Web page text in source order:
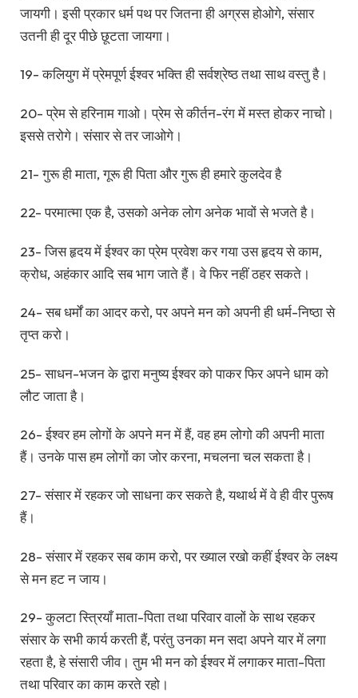
जायगी। इसी प्रकार धर्म पथ पर जितना ही अग्रस होओगे, संसार
उतनी ही दूर पीछे छूटता जायगा।
19- कलियुग में प्रेमपूर्ण ईश्वर भक्ति ही सर्वश्रेष्ठ तथा साथ वस्तु है।
20- प्रेम से हरिनाम गाओ। प्रेम से कीर्तन-रंग में मस्त होकर नाचो।
इससे तरोगे। संसार से तर जाओगे।
21- गुरू ही माता, गूरू ही पिता और गुरू ही हमारे कुलदेव है
22- परमात्मा एक है, उसको अनेक लोग अनेक भावों से भजते है।
23- जिस हृदय में ईश्वर का प्रेम प्रवेश कर गया उस हृदय से काम,
क्रोध, अहंकार आदि सब भाग जाते हैं। वे फिर नहीं ठहर सकते।
24- सब धर्मों का आदर करो, पर अपने मन को अपनी ही धर्म-निष्ठा से
तृप्त करो।
25- साधन-भजन के द्वारा मनुष्य ईश्वर को पाकर फिर अपने धाम को
लौट जाता है।
26- ईश्वर हम लोगों के अपने मन में हैं, वह हम लोगो की अपनी माता
हैं। उनके पास हम लोगों का जोर करना, मचलना चल सकता है।
27- संसार में रहकर जो साधना कर सकते है, यथार्थ में वे ही वीर पुरूष
हैं।
28- संसार में रहकर सब काम करो, पर ख्याल रखो कहीं ईश्वर के लक्ष्य
से मन हट न जाय।
29- कुलटा स्त्रियाँ माता-पिता तथा परिवार वालों के साथ रहकर
संसार के सभी कार्य करती हैं, परंतु उनका मन सदा अपने यार में लगा
रहता है, हे संसारी जीव। तुम भी मन को ईश्वर में लगाकर माता-पिता
तथा परिवार का काम करते रहो।